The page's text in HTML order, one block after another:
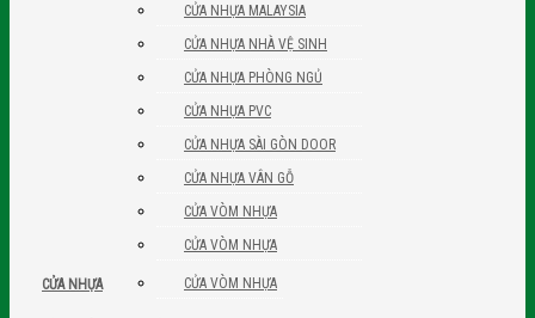
CỬA NHỰA MALAYSIA
CỬA NHỰA NHÀ VỆ SINH
CỬA NHỰA PHÒNG NGỦ
CỬA NHỰA PVC
CỬA NHỰA SÀI GÒN DOOR
CỬA NHỰA VÂN GỖ
CỬA VÒM NHỰA
CỬA VÒM NHỰA
CỬA NHỰA CỬA VÒM NHỰA